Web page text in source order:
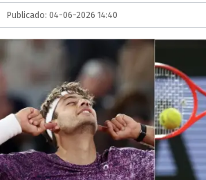
Publicado: 04-06-2026 14:40